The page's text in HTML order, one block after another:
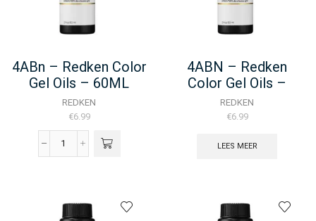
4ABn – Redken Color
Gel Oils – 60ML
REDKEN
€6.99
4ABn
Gel
Oils
4ABN – Redken
Color Gel Oils –
60ML
REDKEN
€6.99
LEES MEER